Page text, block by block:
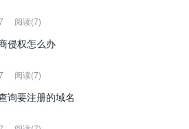
阅读(7)
侵权怎么办
阅读(7)
询要注册的域名